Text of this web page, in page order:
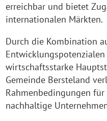
erreichbar und bietet
internationalen Märkten.
Durch die Kombination
wirtschaftsstarke
Gemeinde Bersteland
Rahmenbedingungen
nachhaltige